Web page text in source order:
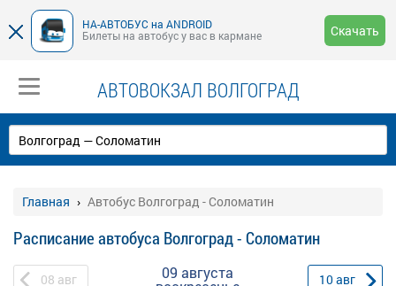
НА-АВТОБУС на ANDROID
Билеты на автобус у вас в кармане
Скачать
АВТОВОКЗАЛ ВОЛГОГРАД
Главная Автобус Волгоград - Соломатин
Расписание автобуса Волгоград - Соломатин
08 авг 09 августа 10авг